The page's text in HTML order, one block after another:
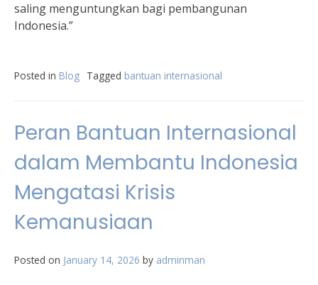
saling menguntungkan bagi pembangunan
Indonesia.”
Posted in Blog Tagged bantuan internasional
Peran Bantuan Internasional
dalam Membantu Indonesia
Mengatasi Krisis
Kemanusiaan
Posted on January 14, 2026 by adminman